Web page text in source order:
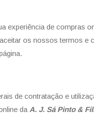
experiência de compras
os nossos termos
de contratação e
da A. J. Sá Pinto &